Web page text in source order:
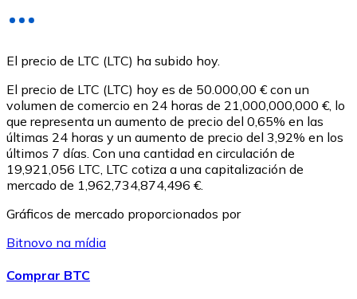
USDC
Litecoin
El precio de LTC (LTC) ha subido hoy.
El precio de LTC (LTC) hoy es de 50.000,00 € con un
volumen de comercio en 24 horas de 21,000,000,000 €, lo
que representa un aumento de precio del 0,65% en las
últimas 24 horas y un aumento de precio del 3,92% en los
últimos 7 días. Con una cantidad en circulación de
19,921,056 LTC, LTC cotiza a una capitalización de
mercado de 1,962,734,874,496 €.
Gráficos de mercado proporcionados por
Bitnovo na mídia
Comprar BTC